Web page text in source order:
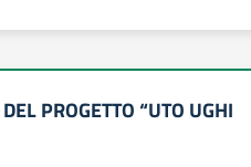
PROGETTO “UTO UGHI